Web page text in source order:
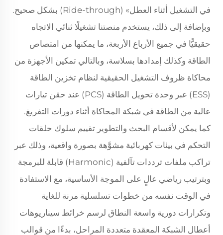
في التشغيل أثناء العطل» (Ride-through) بشكل صحيح.
وبإضافة إلى ذلك، يستخدم منصتنا تشغيلًا ثنائي الاتجاه
حقيقيًّا في جميع الأرباع الأربعة، ما يمكنها من امتصاص
الطاقة وكذلك إمدادها بسلاسة، وبالتالي تمكين الأجهزة من
محاكاة ظروف التشغيل الحقيقية لنظام تخزين الطاقة
(ESS) عبر وحدة تحويل الطاقة (PCS) عند حقن تيارات
عالية من الطاقة في شبكة المحاكاة أثناء دورات التفريغ.
كما يمكن لأقسام البحث والتطوير تقييم سلوك حلقات
التحكم في بيئات كهربائية مشوَّهة بصورة واقعية، وذلك عبر
تراكب ملفات ترددات تآلفية (Harmonic) قابلة للبرمجة
وبترتيب رياضي عالٍ على الموجة الأساسية، مع الاستفادة
في الوقت نفسه من خطوات تسلسلية مرنة للغاية
وتكرارات دورية واسعة النطاق لرسم خرائط سيناريوهات
أعطال الشبكة المعقدة متعددة المراحل، بدءًا من قوالب